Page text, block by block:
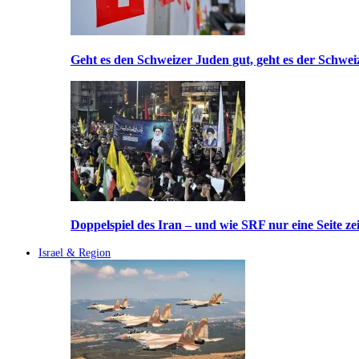
Geht es den Schweizer Juden gut, geht es der
Doppelspiel des Iran – und wie SRF nur eine Seite
Israel & Region